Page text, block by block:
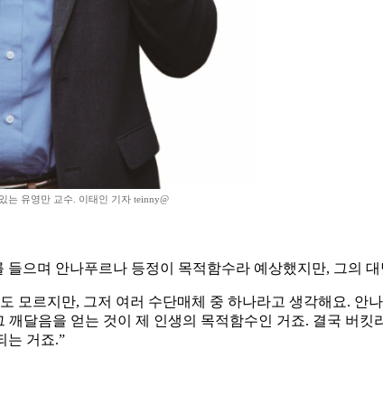
는 유영만 교수. 이태인 기자 teinny@
으며 안나푸르나 등정이 목적함수라 예상했지만, 그의
모르지만, 그저 여러 수단매체 중 하나라고 생각해요. 안
달음을 얻는 것이 제 인생의 목적함수인 거죠. 결국 버
는 거죠.”